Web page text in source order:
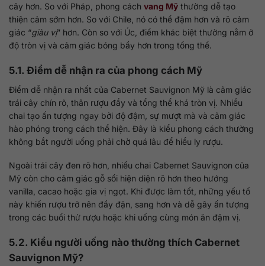
cây hơn. So với Pháp, phong cách vang Mỹ thường dễ tạo
thiện cảm sớm hơn. So với Chile, nó có thể đậm hơn và rõ cảm
giác “giàu vị” hơn. Còn so với Úc, điểm khác biệt thường nằm ở
độ tròn vị và cảm giác bóng bẩy hơn trong tổng thể.
5.1. Điểm dễ nhận ra của phong cách Mỹ
Điểm dễ nhận ra nhất của Cabernet Sauvignon Mỹ là cảm giác
trái cây chín rõ, thân rượu đầy và tổng thể khá tròn vị. Nhiều
chai tạo ấn tượng ngay bởi độ đậm, sự mượt mà và cảm giác
hào phóng trong cách thể hiện. Đây là kiểu phong cách thường
không bắt người uống phải chờ quá lâu để hiểu ly rượu.
Ngoài trái cây đen rõ hơn, nhiều chai Cabernet Sauvignon của
Mỹ còn cho cảm giác gỗ sồi hiện diện rõ hơn theo hướng
vanilla, cacao hoặc gia vị ngọt. Khi được làm tốt, những yếu tố
này khiến rượu trở nên đầy đặn, sang hơn và dễ gây ấn tượng
trong các buổi thử rượu hoặc khi uống cùng món ăn đậm vị.
5.2. Kiểu người uống nào thường thích Cabernet
Sauvignon Mỹ?